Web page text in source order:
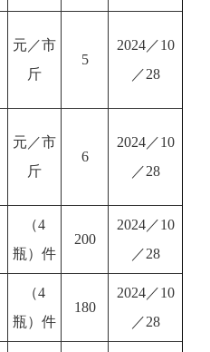
元／市
斤
5
2024／10
／28
元／市
斤
6
2024／10
／28
（4
瓶）件
200
2024／10
／28
（4
瓶）件
180
2024／10
／28